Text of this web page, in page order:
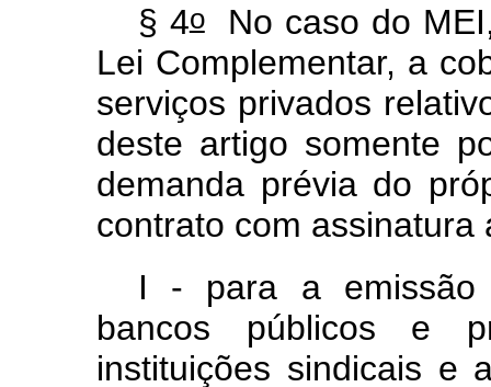
§ 4oNo caso do
Lei Complementar, a
serviços privados
deste artigo somente
demanda prévia do
contrato com
I - para a emissão
bancos públicos e
instituições sindicais e